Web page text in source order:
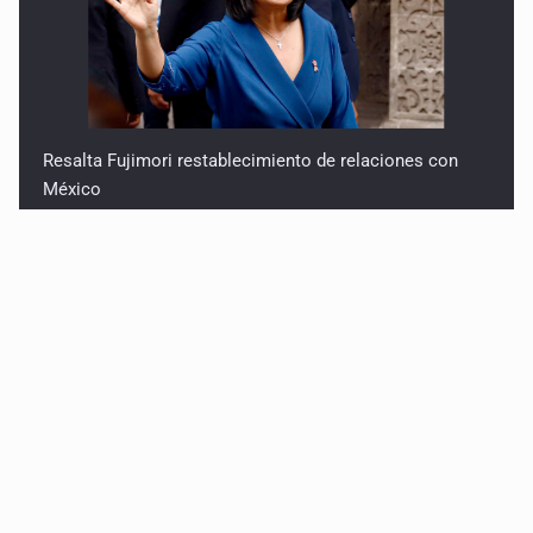
Resalta Fujimori restablecimiento de relaciones con